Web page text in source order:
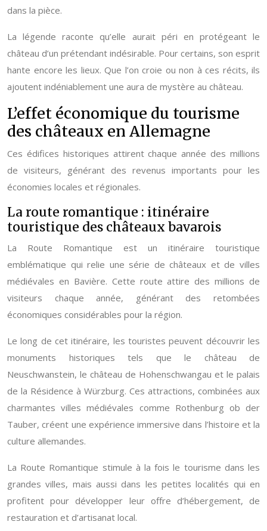
dans la pièce.
La légende raconte qu’elle aurait péri en protégeant le
château d’un prétendant indésirable. Pour certains, son esprit
hante encore les lieux. Que l’on croie ou non à ces récits, ils
ajoutent indéniablement une aura de mystère au château.
L’effet économique du tourisme
des châteaux en Allemagne
Ces édifices historiques attirent chaque année des millions
de visiteurs, générant des revenus importants pour les
économies locales et régionales.
La route romantique : itinéraire
touristique des châteaux bavarois
La Route Romantique est un itinéraire touristique
emblématique qui relie une série de châteaux et de villes
médiévales en Bavière. Cette route attire des millions de
visiteurs chaque année, générant des retombées
économiques considérables pour la région.
Le long de cet itinéraire, les touristes peuvent découvrir les
monuments historiques tels que le château de
Neuschwanstein, le château de Hohenschwangau et le palais
de la Résidence à Würzburg. Ces attractions, combinées aux
charmantes villes médiévales comme Rothenburg ob der
Tauber, créent une expérience immersive dans l’histoire et la
culture allemandes.
La Route Romantique stimule à la fois le tourisme dans les
grandes villes, mais aussi dans les petites localités qui en
profitent pour développer leur offre d’hébergement, de
restauration et d’artisanat local.